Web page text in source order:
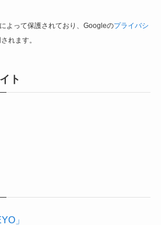
よって保護されており、Googleのプライバシ
れます。
ト
」